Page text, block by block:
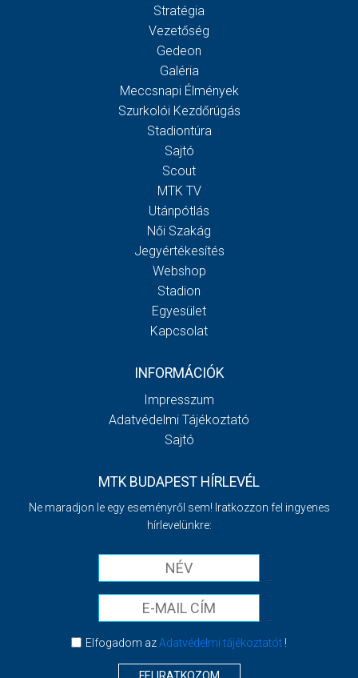
Stratégia
Vezetőség
Gedeon
Galéria
Meccsnapi Élmények
Szurkolói Kezdőrúgás
Stadiontúra
Sajtó
Scout
MTK TV
Utánpótlás
Női Szakág
Jegyértékesítés
Webshop
Stadion
Egyesület
Kapcsolat
INFORMÁCIÓK
Impresszum
Adatvédelmi Tájékoztató
Sajtó
MTK BUDAPEST HÍRLEVÉL
Ne maradjon le egy eseményről sem! Iratkozzon fel ingyenes
hírlevelünkre:
Elfogadom azAdatvédelmi tájékoztatót!